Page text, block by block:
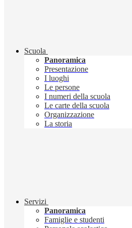
Scuola
Panoramica
Presentazione
I luoghi
Le persone
I numeri della scuola
Le carte della scuola
Organizzazione
La storia
Servizi
Panoramica
Famiglie e studenti